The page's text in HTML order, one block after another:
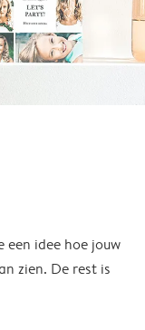
een idee hoe jouw
zien. De rest is